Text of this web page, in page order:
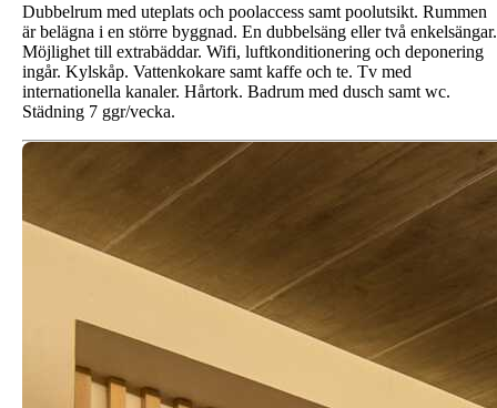
Dubbelrum med uteplats och poolaccess samt poolutsikt. Rummen
är belägna i en större byggnad. En dubbelsäng eller två enkelsängar.
Möjlighet till extrabäddar. Wifi, luftkonditionering och deponering
ingår. Kylskåp. Vattenkokare samt kaffe och te. Tv med
internationella kanaler. Hårtork. Badrum med dusch samt wc.
Städning 7 ggr/vecka.